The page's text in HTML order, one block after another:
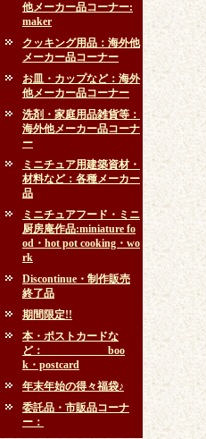
他メーカー品コーナー:
maker
クッキング用品：海外他
メーカー品コーナー
お皿・カップなど：海外
他メーカー品コーナー
洗剤・家庭用品雑貨等：
海外他メーカー品コーナ
ー
ミニチュア用建築資材・
材料など：各種メーカー
品
ミニチュアフード・ミニ
厨房庵作品:miniature fo
od・hot pot cooking・wo
rk
Discontinue・制作販売
終了品
期間限定!!
本・ポストカードな
ど： boo
k・postcard
年末年始の得々福袋♪
委託品・市販品コーナ
ー：